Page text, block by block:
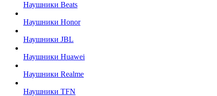
Наушники Beats
Наушники Honor
Наушники JBL
Наушники Huawei
Наушники Realme
Наушники TFN